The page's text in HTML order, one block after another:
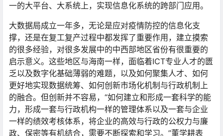
一的大平台、大系统上，实现信息化系统的跨部门应用。
大数据局成立一年多，无论是应对疫情防控的信息化支
撑，还是在复工复产过程中都发挥了重要作用，建立摸索
的很多经验，对很多发展中的中西部地区省份有很重要的
启示意义。这些地区与海南一样，面临着ICT专业人才的匮
乏以及数字化基础薄弱的难题，以及如何聚集人才、如何
更好地实现数据统筹、如何创新市场化机制与行政机制上
的融合。但创新并不容易，“如何建立和形成一套科学的能
力，形成一套与行政机构一样的管理体系以及一套与企业
一样的绩效考核体系，将企业的高效与行政的公权力与廉
政、保密等有机结合，需要不断探索和学习。”董学耕表